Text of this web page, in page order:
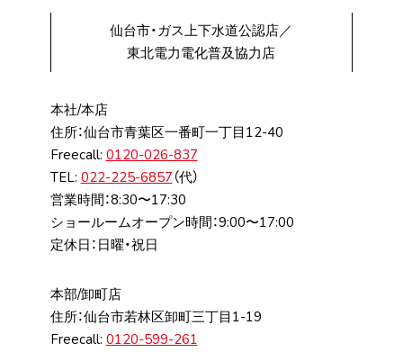
仙台市・ガス上下水道公認店／
東北電力電化普及協力店
本社/本店
住所：仙台市⻘葉区⼀番町⼀丁⽬12-40
Freecall: 0120-026-837
TEL: 022-225-6857 （代）
営業時間：8:30〜17:30
ショールームオープン時間：9:00〜17:00
定休日：日曜・祝日
本部/卸町店
住所：仙台市若林区卸町三丁⽬1-19
Freecall: 0120-599-261